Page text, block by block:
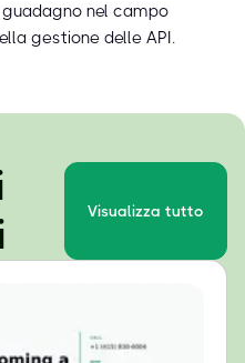
nel campo
gestione delle API.
Visualizza tutto